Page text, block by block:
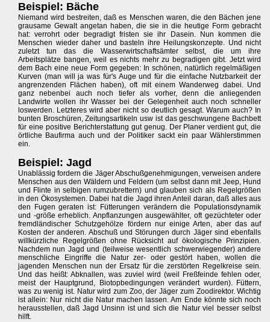
Beispiel: Bäche
Niemand wird bestreiten, daß es Menschen waren, die den Bächen jene
grausame Gewalt angetan haben, die sie in die heutige Form gebracht
hat: verrohrt oder begradigt fristen sie ihr Dasein. Nun kommen die
Menschen wieder daher und basteln ihre Heilungskonzepte. Und nicht
zuletzt tun das die Wasserwirtschaftsämter selbst, die um ihre
Arbeitsplätze bangen, weil es nichts mehr zu begradigen gibt. Jetzt wird
dem Bach eine neue Form gegeben: In schönen, natürlich regelmäßigen
Kurven (man will ja was für's Auge und für die einfache Nutzbarkeit der
angrenzenden Flächen haben), oft mit einem Wanderweg dabei. Und
ganz nebenbei auch noch tiefer als vorher, denn die anliegenden
Landwirte wollen ihr Wasser bei der Gelegenheit auch noch schneller
loswerden. Letzteres wird aber nicht so deutlich gesagt. Warum auch? In
bunten Broschüren, Zeitungsartikeln usw ist das geschwungene Bachbett
für eine positive Berichterstattung gut genug. Der Planer verdient gut, die
örtliche Baufirma auch und der Politiker sackt ein paar Wählerstimmen
ein.
Beispiel: Jagd
Unablässig fordern die Jäger Abschußgenehmigungen, verweisen andere
Menschen aus den Wäldern und Feldern (um selbst dann mit Jeep, Hund
und Flinte in selbigen rumzubrettern) und glauben sich als Regelgrößen
in den Ökosystemen. Dabei hat die Jagd ihren Anteil daran, daß alles aus
den Fugen geraten ist: Fütterungen verändern die Populationsdynamik
und -größe erheblich. Anpflanzungen ausgewählter, oft gezüchteter oder
fremdländischer Schutzgehölze fördern nur einige Arten, aber das auf
Kosten der anderen. Abschuß und Störungen durch Jäger sind ebenfalls
willkürzliche Regelgrößen ohne Rücksicht auf ökologische Prinzipien.
Nachdem nun Jagd und (teilweise wesentlich schwerwiegender) andere
menschliche Eingriffe die Natur zer- oder gestört haben, wollen die
jagenden Menschen nun der Ersatz für die zerstörten Regelkreise sein.
Und das heißt: Abknallen, was zuviel wird (weil Freßfeinde fehlen oder,
meist der Hauptgrund, Biotopbedingungen verändert wurden). Füttern,
was zu wenig ist. Natur wird zum Zoo, der Jäger zum Zoodirektor. Wichtig
ist allein: Nur nicht die Natur machen lassen. Am Ende könnte sich noch
herausstellen, daß Jagd Unsinn ist und sich die Natur viel besser selbst
hilft.